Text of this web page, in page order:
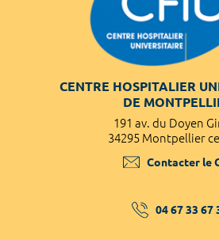
CENTRE HOSPITALIER
DE
191 av. du Doyen
34295 Montpellier
Contacter le
04 67 33 67